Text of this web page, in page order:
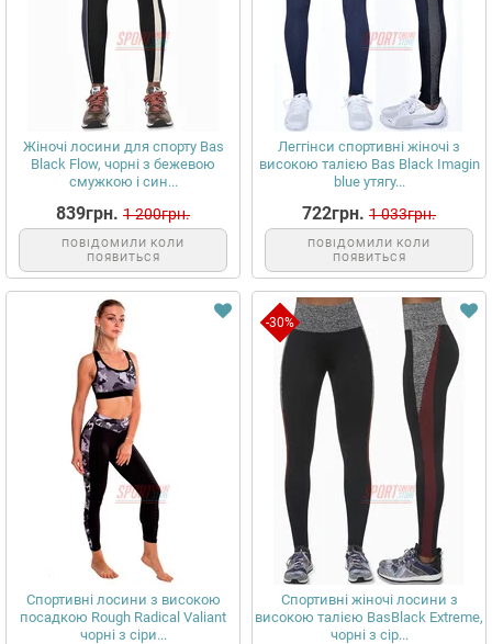
Жіночі лосини для спорту Bas
Black Flow, чорні з бежевою
смужкою і син...
839грн. 1 200грн.
ПОВІДОМИЛИ КОЛИ
ПОЯВИТЬСЯ
Леггінси спортивні жіночі з
високою талією Bas Black Imagin
blue утягу...
722грн. 1 033грн.
ПОВІДОМИЛИ КОЛИ
ПОЯВИТЬСЯ
Спортивні лосини з високою
посадкою Rough Radical Valiant
чорні з сіри...
-30%
Спортивні жіночі лосини з
високою талією BasBlack Extreme,
чорні з сір...